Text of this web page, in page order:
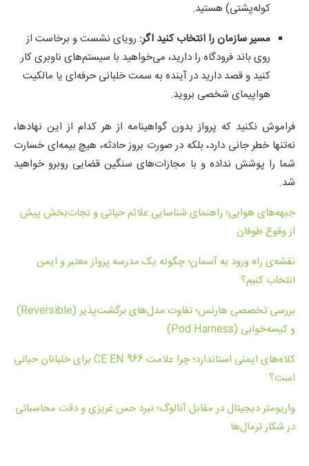
کوله‌پشتی) هستید.
مسیر سازمان را انتخاب کنید اگر: رویای نشست و برخاست از
روی باند فرودگاه را دارید، می‌خواهید با سیستم‌های ناوبری کار
کنید و قصد دارید در آینده به سمت خلبانی حرفه‌ای یا مالکیت
هواپیمای شخصی بروید.
فراموش نکنید که پرواز بدون گواهینامه از هر کدام از این نهادها،
نه‌تنها خطر جانی دارد، بلکه در صورت بروز حادثه، هیچ بیمه‌ای خسارت
شما را پوشش نداده و با مجازات‌های سنگین قضایی روبرو خواهید
شد.
جبهه‌های هوایی؛ راهنمای شناسایی علائم حیاتی و نجات‌بخش پیش
از وقوع طوفان
نقشه‌ی راه ورود به آسمان؛ چگونه یک مدرسه پرواز معتبر و ایمن
انتخاب کنیم؟
بررسی تخصصی هارنس؛ تفاوت مدل‌های برگشت‌پذیر (Reversible)
و کیسه‌خوابی (Pod Harness)
کلاه‌های ایمنی استاندارد؛ چرا علامت CE EN 966 برای خلبانان حیاتی
است؟
واریومتر دیجیتال در مقابل آنالوگ؛ نبرد حس غریزی و دقت محاسباتی
در شکار ترمال‌ها